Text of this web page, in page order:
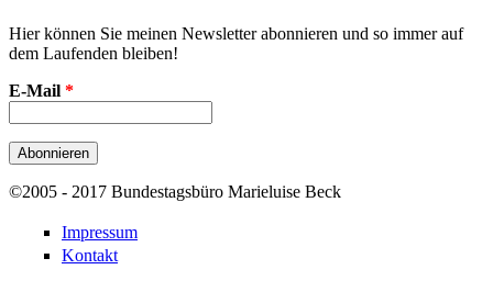
Hier können Sie meinen Newsletter abonnieren und so immer auf
dem Laufenden bleiben!
E-Mail *
©2005 - 2017 Bundestagsbüro Marieluise Beck
Impressum
Kontakt